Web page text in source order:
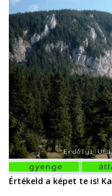
Értékeld a képet te is!